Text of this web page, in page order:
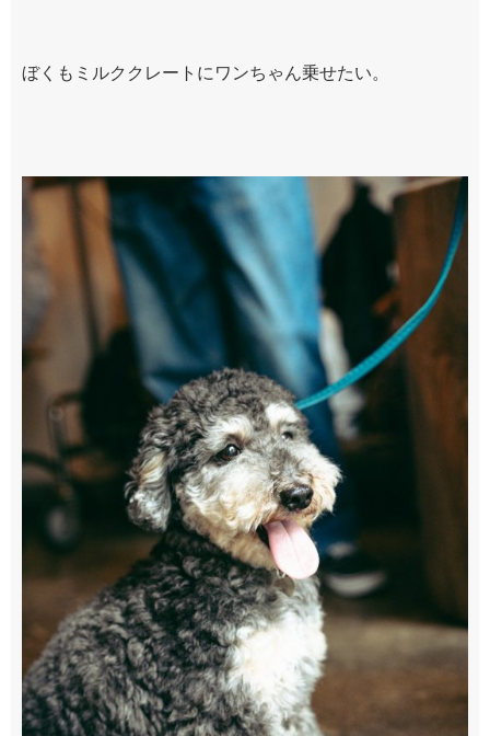
ぼくもミルククレートにワンちゃん乗せたい。